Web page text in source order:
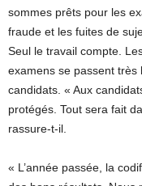
sommes prêts pour les
fraude et les fuites de
Seul le travail compte.
examens se passent
candidats. « Aux
protégés. Tout sera fait
rassure-t-il.
« L’année passée, la